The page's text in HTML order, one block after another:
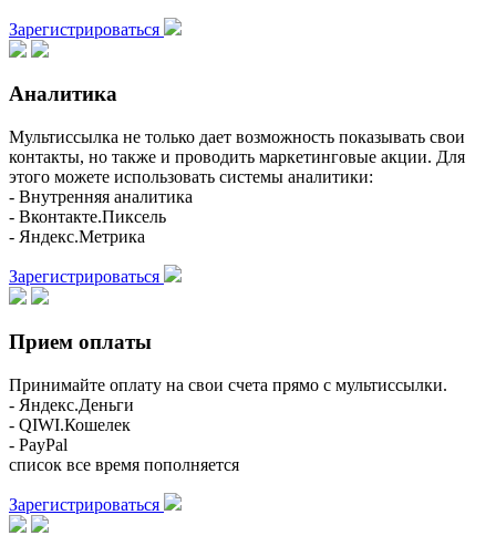
Зарегистрироваться
Аналитика
Мультиссылка не только дает возможность показывать свои
контакты, но также и проводить маркетинговые акции. Для
этого можете использовать системы аналитики:
- Внутренняя аналитика
- Вконтакте.Пиксель
- Яндекс.Метрика
Зарегистрироваться
Прием оплаты
Принимайте оплату на свои счета прямо с мультиссылки.
- Яндекс.Деньги
- QIWI.Кошелек
- PayPal
список все время пополняется
Зарегистрироваться